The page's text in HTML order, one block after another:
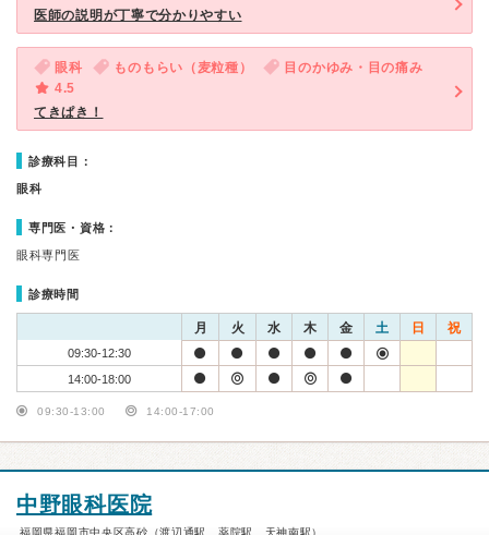
医師の説明が丁寧で分かりやすい
眼科 ものもらい（麦粒種）
目のかゆみ・目の痛み
4.5
てきぱき！
診療科目：
眼科
専門医・資格：
眼科専門医
診療時間
月 火 水 木 金 土 日 祝
09:30-12:30
14:00-18:00
09:30-13:00 14:00-17:00
中野眼科医院
福岡県福岡市中央区高砂（渡辺通駅、薬院駅、天神南駅）